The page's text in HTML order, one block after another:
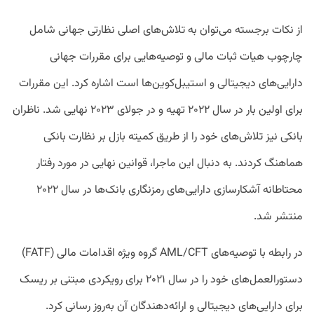
از نکات برجسته می‌توان به تلاش‌های اصلی نظارتی جهانی شامل
چارچوب هیات ثبات مالی و توصیه‌هایی برای مقررات جهانی
دارایی‌های دیجیتالی و استیبل‌کوین‌ها است اشاره کرد. این مقررات
برای اولین بار در سال ۲۰۲۲ تهیه و در جولای ۲۰۲۳ نهایی شد. ناظران
بانکی نیز تلاش‌های خود را از طریق کمیته بازل بر نظارت بانکی
هماهنگ کردند. به دنبال این ماجرا، قوانین نهایی در مورد رفتار
محتاطانه آشکارسازی دارایی‌های رمزنگاری بانک‌ها در سال ۲۰۲۲
منتشر شد.
در رابطه با توصیه‌های AML/CFT گروه ویژه اقدامات مالی (FATF)
دستورالعمل‌های خود را در سال ۲۰۲۱ برای رویکردی مبتنی بر ریسک
برای دارایی‌های دیجیتالی و ارائه‌دهندگان آن به‌روز رسانی کرد.